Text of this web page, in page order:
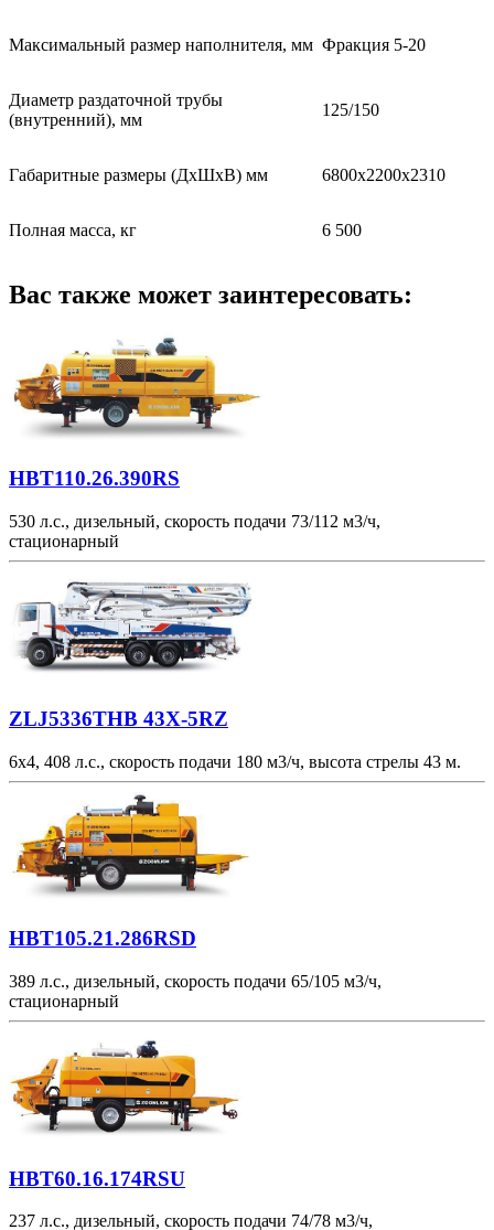
Максимальный размер наполнителя, мм Фракция 5-20
Диаметр раздаточной трубы
(внутренний), мм
125/150
Габаритные размеры (ДхШхВ) мм 6800х2200х2310
Полная масса, кг 6 500
Вас также может заинтересовать:
HBT110.26.390RS
530 л.с., дизельный, скорость подачи 73/112 м3/ч,
стационарный
ZLJ5336THB 43X-5RZ
6х4, 408 л.с., скорость подачи 180 м3/ч, высота стрелы 43 м.
HBT105.21.286RSD
389 л.с., дизельный, скорость подачи 65/105 м3/ч,
стационарный
HBT60.16.174RSU
237 л.с., дизельный, скорость подачи 74/78 м3/ч,